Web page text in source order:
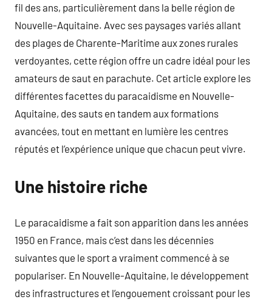
fil des ans, particulièrement dans la belle région de
Nouvelle-Aquitaine. Avec ses paysages variés allant
des plages de Charente-Maritime aux zones rurales
verdoyantes, cette région offre un cadre idéal pour les
amateurs de saut en parachute. Cet article explore les
différentes facettes du paracaidisme en Nouvelle-
Aquitaine, des sauts en tandem aux formations
avancées, tout en mettant en lumière les centres
réputés et l’expérience unique que chacun peut vivre.
Une histoire riche
Le paracaidisme a fait son apparition dans les années
1950 en France, mais c’est dans les décennies
suivantes que le sport a vraiment commencé à se
populariser. En Nouvelle-Aquitaine, le développement
des infrastructures et l’engouement croissant pour les